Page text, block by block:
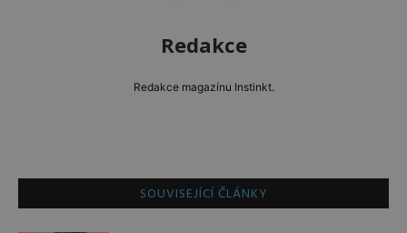
Redakce
Redakce magazínu Instinkt.
SOUVISEJÍCÍ ČLÁNKY